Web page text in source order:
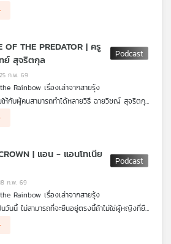
วุธนั้นอยู่ในมือนั่นคือ เสียงดนตรี คำพูด และการ
เปลี่ยนบทบาทไปสู่ Stylist ผู้สร้างลุคให้ศิลปินคน
และฝันต่อไปเธอจะทำอะไร ฟังและชมกันได้ใน Into
องเล่าจากสายรุ้ง ค่ะ
OF THE PREDATOR | ครู
ย์ สุจริตกุล
25 ก.พ. 69
Rainbow เรื่องเล่าจากสายรุ้ง
ให้กับผู้คนสามารถทำได้หลายวิธี ฉายวิชญ์ สุจริตกุล
รเต้นเป็นตัวเชื่อมสร้างรอยยิ้ม จากเด็กที่หลงรักการ
ความมั่นใจ พร้อมส่งต่อกำลังใจให้ทุกคนที่ยังไม่มั่นใจ
ก้าวสู่เส้นทางของตัวเองอย่างภาคภูมิใจ ฟังและชม
Rainbow เรื่องเล่าจากสายรุ้ง ค่ะ
| แอน - แอนโทเนีย
ก.พ. 69
Rainbow เรื่องเล่าจากสายรุ้ง
นนี้ ไม่สามารถที่จะยืนอยู่ตรงนี้ถ้าไม่ใช่ผู้หญิงที่ยืน
ของคืนนั้น แอนไม่ได้เห็นว่า โอเค ผู้หญิงที่ถือสาย
ไทยกับการเปิดเผยชีวิตตั้งแต่วัยเด็กที่เติบโตมากับ